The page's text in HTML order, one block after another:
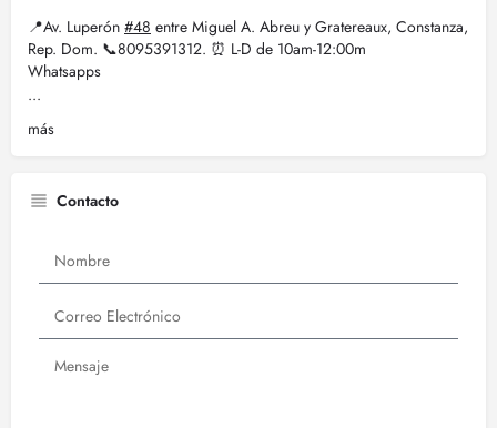
📍Av. Luperón #48 entre Miguel A. Abreu y Gratereaux, Constanza,
Rep. Dom. 📞8095391312. ⏰ L-D de 10am-12:00m
Whatsapps
...
más
Contacto